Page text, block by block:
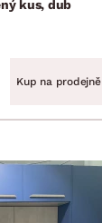
kus, dub
Kup na prodejně